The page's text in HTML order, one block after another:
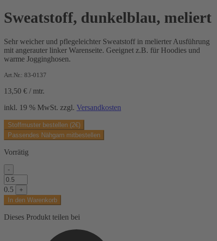
Sweatstoff, dunkelblau, meliert
Sehr weicher und pflegeleichter Sweatstoff in melierter Ausführung
mit angerauter linker Warenseite. Geeignet z.B. für Hoodies und
warme Jogginghosen.
Art.Nr.: 83-0137
13,50 € / mtr.
inkl. 19 % MwSt. zzgl. Versandkosten
Stoffmuster bestellen (2€)
Passendes Nähgarn mitbestellen
Vorrätig
-
Sweatstoff,
dunkelblau,
meliert
Menge
0.5
+
In den Warenkorb
Dieses Produkt teilen bei